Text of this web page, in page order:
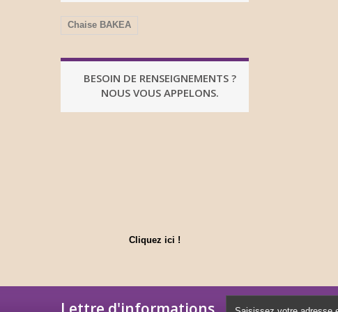
Chaise BAKEA
BESOIN DE RENSEIGNEMENTS ?
NOUS VOUS APPELONS.
Cliquez ici !